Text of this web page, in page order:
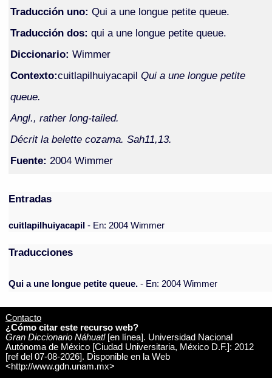
Traducción uno: Qui a une longue petite queue.
Traducción dos: qui a une longue petite queue.
Diccionario: Wimmer
Contexto:cuitlapilhuiyacapil Qui a une longue petite
queue.
Angl., rather long-tailed.
Décrit la belette cozama. Sah11,13.
Fuente: 2004 Wimmer
Entradas
cuitlapilhuiyacapil- En: 2004 Wimmer
Traducciones
Qui a une longue petite queue. - En: 2004 Wimmer
Contacto
¿Cómo citar este recurso web?
Gran Diccionario Náhuatl[en línea]. Universidad Nacional
Autónoma de México [Ciudad Universitaria, México D.F.]: 2012
[ref del 07-08-2026]. Disponible en la Web
<http://www.gdn.unam.mx>